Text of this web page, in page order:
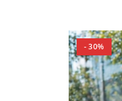
- 30%